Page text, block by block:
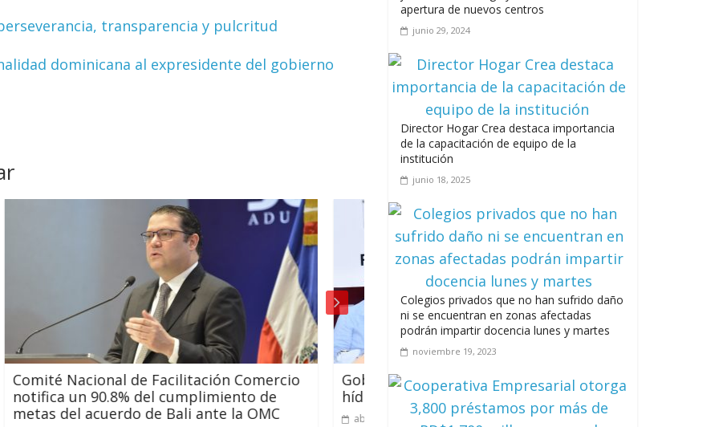
transparencia y pulcritud
dominicana al expresidente del gobierno
Comercio
cumplimiento de
Bali ante la OMC
Gobierno mantiene acciones para garantía
hídrica en Dajabón
abril 3, 2024
Abinader anuncia que el
barrera de los US$12 mil
exportación
A 67 años de la gesta de Constanza,
Maimón y Estero Hondo
junio 14, 2026
de los políticos de carrera
agosto 3, 2026
apertura de nuevos centros
junio 29, 2024
Director Hogar Crea destaca importancia
de la capacitación de equipo de la
institución
junio 18, 2025
Colegios privados que no han sufrido daño
ni se encuentran en zonas afectadas
podrán impartir docencia lunes y martes
noviembre 19, 2023